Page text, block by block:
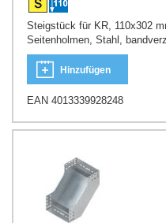
Steigstück für KR, 110x302
Seitenholmen, Stahl,
Hinzufügen
EAN 4013339928248